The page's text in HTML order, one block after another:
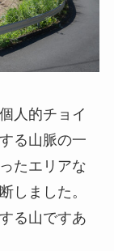
人的チョイ
る山脈の一
たエリアな
しました。
る山ですあ